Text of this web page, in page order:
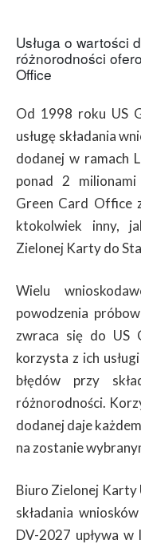
Usługa o wartości
różnorodności
Office
Od 1998 roku US
usługę składania
dodanej w ramach
ponad 2 milionami
Green Card Office
ktokolwiek inny,
Zielonej Karty do
Wielu
powodzenia
zwraca się do US
korzysta z ich
błędów przy
różnorodności.
dodanej daje
na zostanie
Biuro Zielonej Karty
składania
DV-2027 upływa